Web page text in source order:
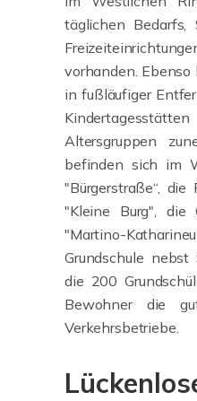
täglichen Bedarfs,
vorhanden.
in fußläufiger
Altersgruppen
befinden sich im
"Bürgerstraße“, die
"Kleine Burg", die
"Martino-
Grundschule
die 200
Bewohner die
Verkehrsbetriebe.